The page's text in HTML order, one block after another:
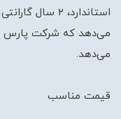
می‌دهد که شرکت پارس
می‌دهد.
قیمت مناسب